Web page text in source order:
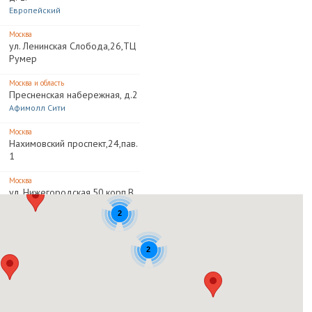
Европейский
Москва
ул. Ленинская Слобода,26,ТЦ
Румер
Москва и область
Пресненская набережная, д.2
Афимолл Сити
Москва
Нахимовский проспект,24,пав.
1
Москва
ул. Нижегородская,50,корп.В
ул. Нижегородская,50,корп.В
Москва
просп. Мира,211/2,ТРЦ
Золотой Вавилон,1 уровень
2
2